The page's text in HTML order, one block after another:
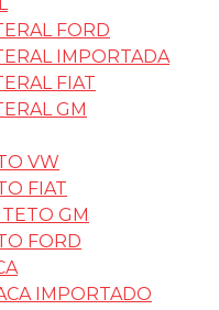
FORD
IMPORTADA
FIAT
GM
VW
FIAT
GM
FORD
IMPORTADO